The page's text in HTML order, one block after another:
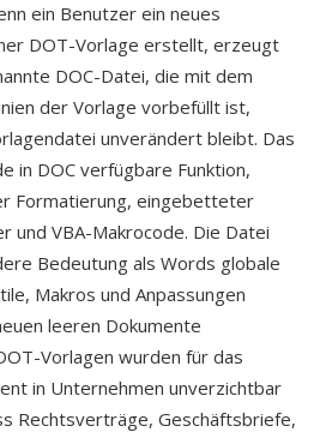
ein Benutzer ein neues
DOT-Vorlage erstellt, erzeugt
DOC-Datei, die mit dem
der Vorlage vorbefüllt ist,
unverändert bleibt. Das
in DOC verfügbare Funktion,
Formatierung, eingebetteter
und VBA-Makrocode. Die Datei
Bedeutung als Words globale
Makros und Anpassungen
leeren Dokumente
Vorlagen wurden für das
in Unternehmen unverzichtbar
Rechtsverträge, Geschäftsbriefe,